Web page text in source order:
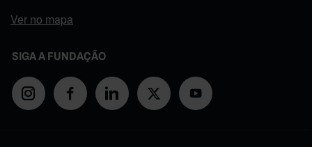
Ver no mapa
SIGA A FUNDAÇÃO